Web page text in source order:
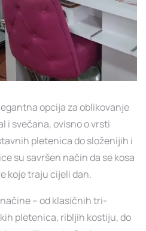
opcija za oblikovanje
i svečana, ovisno o vrsti
pletenica do složenijih i
su savršen način da se kosa
koje traju cijeli dan.
– od klasičnih tri-
pletenica, ribljih kostiju, do